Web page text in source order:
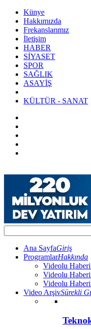
Künye
Hakkımızda
Frekanslarımız
İletişim
HABER
SİYASET
SPOR
SAĞLIK
ASAYİŞ
KÜLTÜR - SANAT
Ana SayfaGiriş
ProgramlarHakkında
Videolu
Videolu
Videolu
Video ArşivSürekli